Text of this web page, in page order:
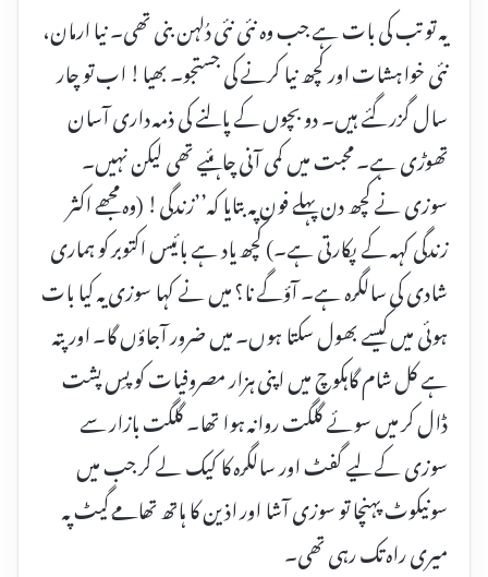
یہ تو تب کی بات ہے جب وہ نئی نئی دُلہن بنی تھی۔ نیا ارمان،
نئی خواہشات اور کچھ نیا کرنے کی جستجو۔ بھیا! اب تو چار
سال گزر گئے ہیں۔ دو بچوں کے پالنے کی ذمہ داری آسان
تھوڑی ہے۔ محبت میں کمی آنی چاہئیے تھی لیکن نہیں۔
سوزی نے کچھ دن پہلے فون پہ بتایا کہ’’زندگی! (وہ مجھے اکثر
زندگی کہہ کے پکارتی ہے۔) کچھ یاد ہے بائیس اکتوبر کو ہماری
شادی کی سالگرہ ہے۔ آؤگے نا؟ میں نے کہا سوزی یہ کیا بات
ہوئی میں کیسے بھول سکتا ہوں۔ میں ضرور آجاؤں گا۔ اور پتہ
ہے کل شام گاہکوچ میں اپنی ہزار مصروفیات کو پسِ پشت
ڈال کر میں سوئے گلگت روانہ ہوا تھا۔ گلگت بازار سے
سوزی کے لیے گفٹ اور سالگرہ کا کیک لے کر جب میں
سونیکوٹ پہنچا تو سوزی آشا اور اذین کا ہاتھ تھامے گیٹ پہ
میری راہ تک رہی تھی۔